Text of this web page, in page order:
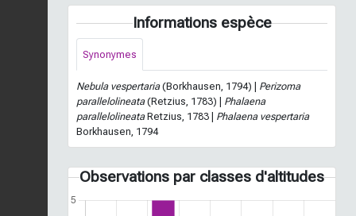
Informations espèce
Synonymes
Nebula vespertaria(Borkhausen, 1794) | Perizoma
parallelolineata(Retzius, 1783) | Phalaena
parallelolineataRetzius, 1783 | Phalaena vespertaria
Borkhausen, 1794
Observations par classes d'altitudes